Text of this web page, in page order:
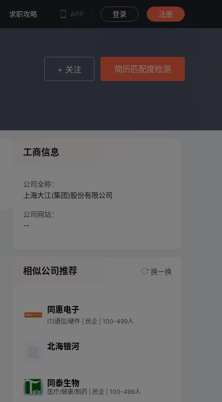
求职攻略 APP 登录 注册
+ 关注 简历匹配度检测
工商信息
公司全称：
上海大江(集团)股份有限公司
公司网站：
--
相似公司推荐 换一换
同惠电子
IT/通信/硬件 | 民企 | 100-499人
北海银河
同泰生物
医疗/健康/制药 | 民企 | 100-499人